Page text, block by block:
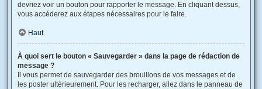
devriez voir un bouton pour rapporter le message. En cliquant dessus,
vous accéderez aux étapes nécessaires pour le faire.
Haut
À quoi sert le bouton « Sauvegarder » dans la page de rédaction de
message ?
Il vous permet de sauvegarder des brouillons de vos messages et de
les poster ultérieurement. Pour les recharger, allez dans le panneau de